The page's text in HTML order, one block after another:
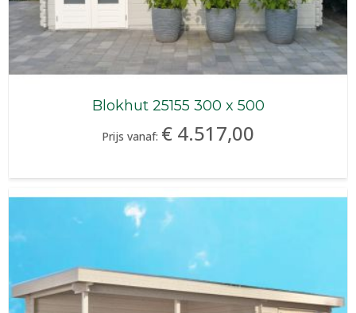
Blokhut 25155 300 x 500
Prijs vanaf: € 4.517,00